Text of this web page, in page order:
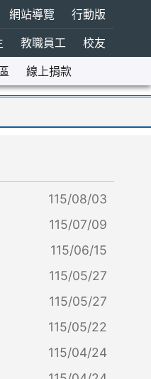
網站導覽
行動版
教職員工
校友
線上捐款
115/08/03
115/07/09
115/06/15
115/05/27
115/05/27
115/05/22
115/04/24